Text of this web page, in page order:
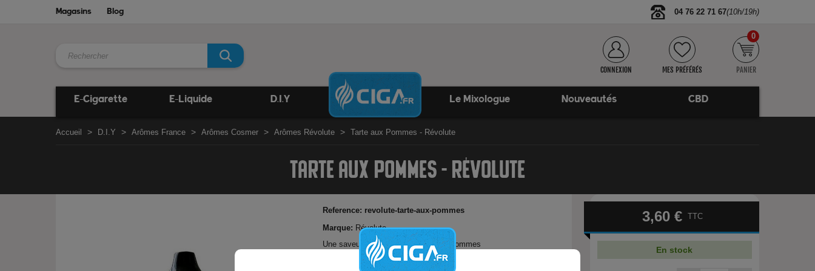
Magasins Blog 04 76 22 71 67(10h/19h)
CONNEXION MES PRÉFÉRÉS PANIER
0
E-Cigarette E-Liquide D.I.Y Le Mixologue Nouveautés CBD
Accueil D.I.Y Arômes France Arômes Cosmer Arômes Révolute Tarte aux Pommes - Révolute
TARTE AUX POMMES - RÉVOLUTE
Reference: revolute-tarte-aux-pommes
Marque: Révolute
Une saveur concentrée de tarte aux pommes
Arôme concentré français Révolute - 10ml
15 gouttes pour 10ml
3,60 € TTC
En stock